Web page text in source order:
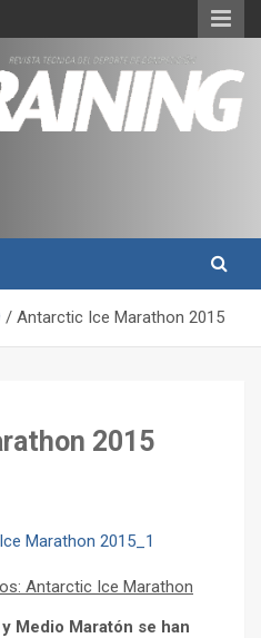
deporte
Antarctic Ice Marathon 2015
2015
Antarctic Ice Marathon
Medio Maratón se han